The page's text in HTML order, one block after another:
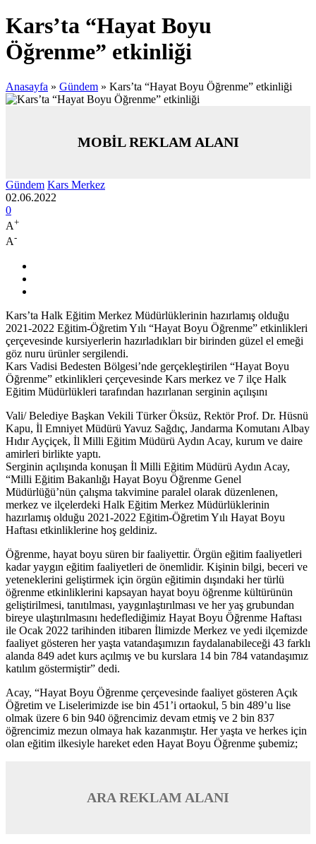
Kars’ta “Hayat Boyu
Öğrenme” etkinliği
Anasayfa » Gündem » Kars’ta “Hayat Boyu Öğrenme” etkinliği
MOBİL REKLAM ALANI
Gündem Kars Merkez
02.06.2022
0
A+
A-
Kars’ta Halk Eğitim Merkez Müdürlüklerinin hazırlamış olduğu
2021-2022 Eğitim-Öğretim Yılı “Hayat Boyu Öğrenme” etkinlikleri
çerçevesinde kursiyerlerin hazırladıkları bir birinden güzel el emeği
göz nuru ürünler sergilendi.
Kars Vadisi Bedesten Bölgesi’nde gerçekleştirilen “Hayat Boyu
Öğrenme” etkinlikleri çerçevesinde Kars merkez ve 7 ilçe Halk
Eğitim Müdürlükleri tarafından hazırlanan serginin açılışını
Vali/ Belediye Başkan Vekili Türker Öksüz, Rektör Prof. Dr. Hüsnü
Kapu, İl Emniyet Müdürü Yavuz Sağdıç, Jandarma Komutanı Albay
Hıdır Ayçiçek, İl Milli Eğitim Müdürü Aydın Acay, kurum ve daire
amirleri birlikte yaptı.
Serginin açılışında konuşan İl Milli Eğitim Müdürü Aydın Acay,
“Milli Eğitim Bakanlığı Hayat Boyu Öğrenme Genel
Müdürlüğü’nün çalışma takvimine paralel olarak düzenlenen,
merkez ve ilçelerdeki Halk Eğitim Merkez Müdürlüklerinin
hazırlamış olduğu 2021-2022 Eğitim-Öğretim Yılı Hayat Boyu
Haftası etkinliklerine hoş geldiniz.
Öğrenme, hayat boyu süren bir faaliyettir. Örgün eğitim faaliyetleri
kadar yaygın eğitim faaliyetleri de önemlidir. Kişinin bilgi, beceri ve
yeteneklerini geliştirmek için örgün eğitimin dışındaki her türlü
öğrenme etkinliklerini kapsayan hayat boyu öğrenme kültürünün
geliştirilmesi, tanıtılması, yaygınlaştırılması ve her yaş grubundan
bireye ulaştırılmasını hedeflediğimiz Hayat Boyu Öğrenme Haftası
ile Ocak 2022 tarihinden itibaren İlimizde Merkez ve yedi ilçemizde
faaliyet gösteren her yaşta vatandaşımızın faydalanabileceği 43 farklı
alanda 849 adet kurs açılmış ve bu kurslara 14 bin 784 vatandaşımız
katılım göstermiştir” dedi.
Acay, “Hayat Boyu Öğrenme çerçevesinde faaliyet gösteren Açık
Öğretim ve Liselerimizde ise bin 451’i ortaokul, 5 bin 489’u lise
olmak üzere 6 bin 940 öğrencimiz devam etmiş ve 2 bin 837
öğrencimiz mezun olmaya hak kazanmıştır. Her yaşta ve herkes için
olan eğitim ilkesiyle hareket eden Hayat Boyu Öğrenme şubemiz;
ARA REKLAM ALANI